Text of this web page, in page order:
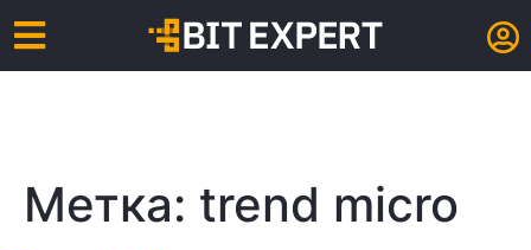
Метка: trend micro